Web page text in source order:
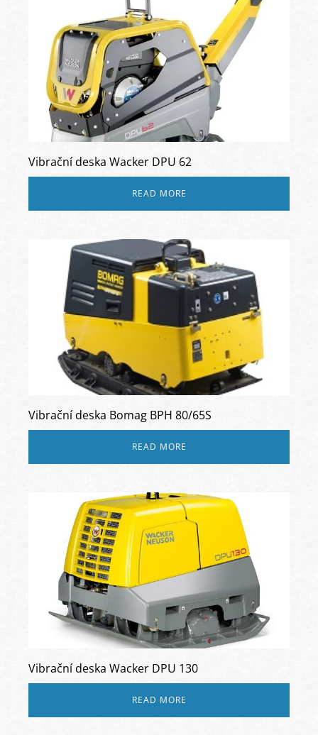
Vibrační deska Wacker DPU 62
READ MORE
Vibrační deska Bomag BPH 80/65S
READ MORE
Vibrační deska Wacker DPU 130
READ MORE